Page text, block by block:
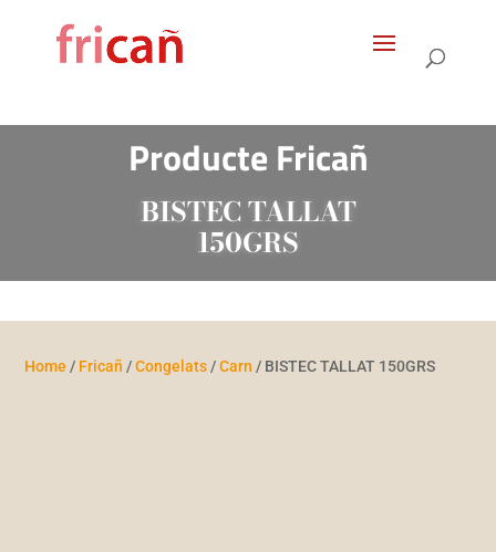
Producte Fricañ
BISTEC TALLAT
150GRS
Home / Fricañ /Congelats/Carn / BISTEC TALLAT 150GRS